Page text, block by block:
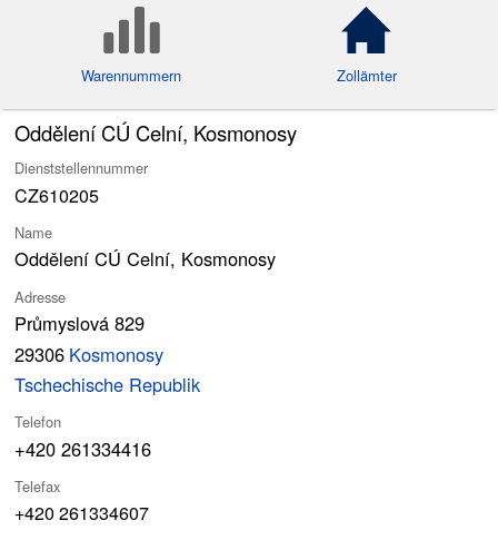
Warennummern Zollämter
Oddělení CÚ Celní, Kosmonosy
Dienststellennummer
CZ610205
Name
Oddělení CÚ Celní, Kosmonosy
Adresse
Průmyslová 829
29306 Kosmonosy
Tschechische Republik
Telefon
+420 261334416
Telefax
+420 261334607